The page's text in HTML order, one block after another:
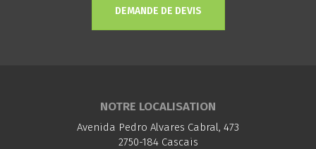
DEMANDE DE DEVIS
NOTRE LOCALISATION
Avenida Pedro Alvares Cabral, 473
2750-184 Cascais